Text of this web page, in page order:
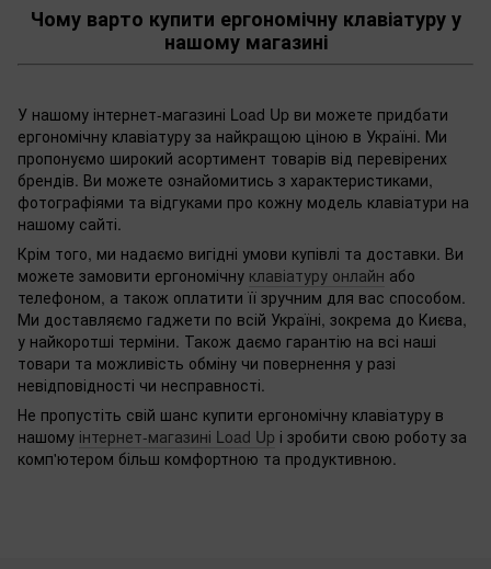
Чому варто купити ергономічну клавіатуру у
нашому магазині
У нашому інтернет-магазині Load Up ви можете придбати
ергономічну клавіатуру за найкращою ціною в Україні. Ми
пропонуємо широкий асортимент товарів від перевірених
брендів. Ви можете ознайомитись з характеристиками,
фотографіями та відгуками про кожну модель клавіатури на
нашому сайті.
Крім того, ми надаємо вигідні умови купівлі та доставки. Ви
можете замовити ергономічну клавіатуру онлайн або
телефоном, а також оплатити її зручним для вас способом.
Ми доставляємо гаджети по всій Україні, зокрема до Києва,
у найкоротші терміни. Також даємо гарантію на всі наші
товари та можливість обміну чи повернення у разі
невідповідності чи несправності.
Не пропустіть свій шанс купити ергономічну клавіатуру в
нашому інтернет-магазині Load Up і зробити свою роботу за
комп'ютером більш комфортною та продуктивною.